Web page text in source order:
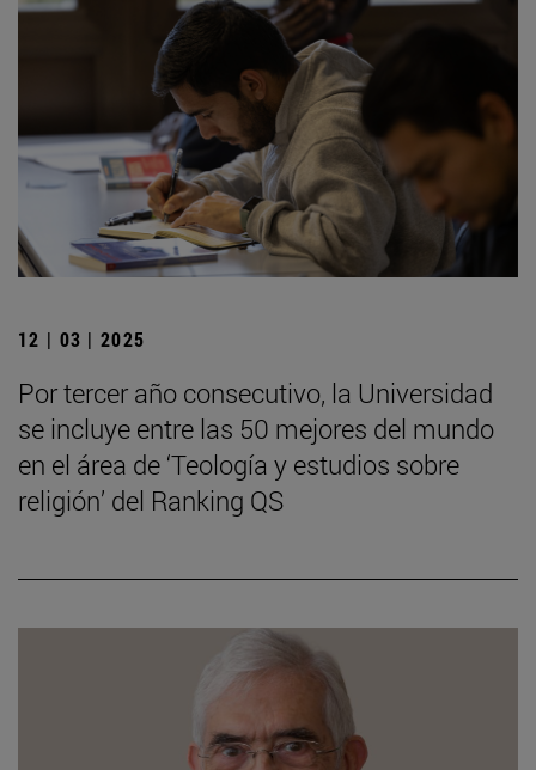
12 | 03 | 2025
Por tercer año consecutivo, la Universidad
se incluye entre las 50 mejores del mundo
en el área de ‘Teología y estudios sobre
religión’ del Ranking QS